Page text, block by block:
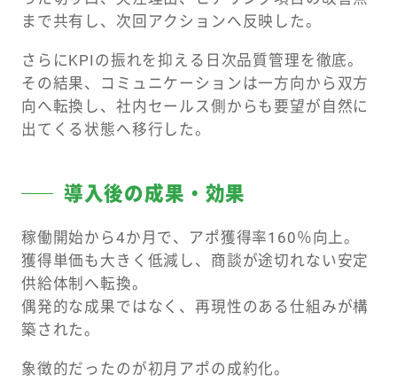
まで共有し、次回アクションへ反映した。
さらにKPIの振れを抑える日次品質管理を徹底。
その結果、コミュニケーションは一方向から双方
向へ転換し、社内セールス側からも要望が自然に
出てくる状態へ移行した。
導入後の成果・効果
稼働開始から4か月で、アポ獲得率160％向上。
獲得単価も大きく低減し、商談が途切れない安定
供給体制へ転換。
偶発的な成果ではなく、再現性のある仕組みが構
築された。
象徴的だったのが初月アポの成約化。